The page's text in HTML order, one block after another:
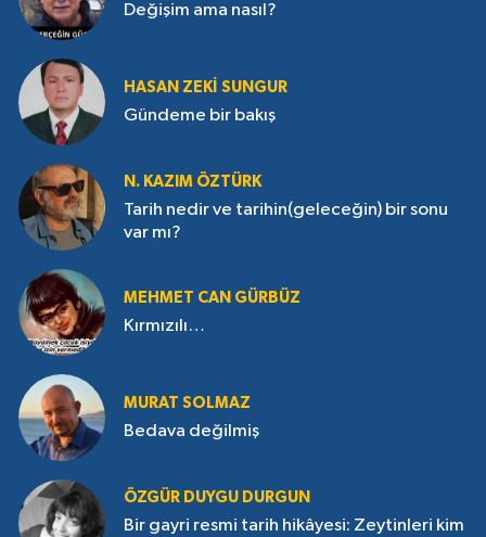
Değişim ama nasıl?
HASAN ZEKI SUNGUR
Gündeme bir bakış
N. KAZIM ÖZTÜRK
Tarih nedir ve tarihin(geleceğin) bir sonu
var mı?
MEHMET CAN GÜRBÜZ
Kırmızılı…
MURAT SOLMAZ
Bedava değilmiş
ÖZGÜR DUYGU DURGUN
Bir gayri resmi tarih hikâyesi: Zeytinleri kim